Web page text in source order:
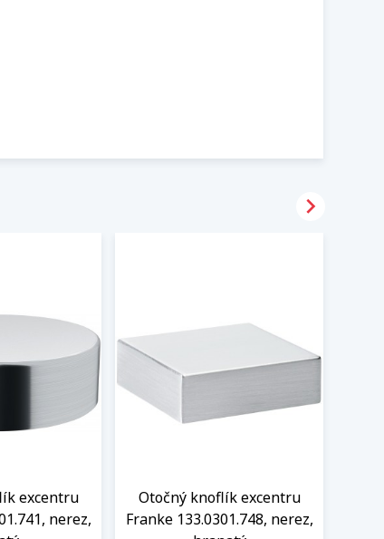
excentru
nerez,
Otočný knoflík excentru
Franke 133.0301.748, nerez,
